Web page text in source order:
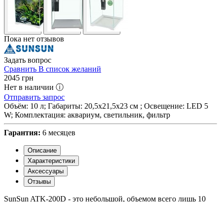
Пока нет отзывов
Задать вопрос
Сравнить В список желаний
2045 грн
Нет в наличии ⓘ
Отправить запрос
Объём: 10 л; Габариты: 20,5х21,5х23 см ; Освещение: LED 5
W; Комплектация: аквариум, светильник, фильтр
Гарантия: 6 месяцев
Описание
Характеристики
Аксессуары
Отзывы
SunSun ATK-200D - это небольшой, объемом всего лишь 10